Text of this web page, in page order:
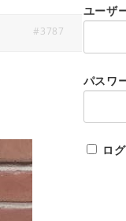
#3787
ユーザ
パスワ
ロ